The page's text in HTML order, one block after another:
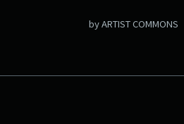
by ARTIST COMMONS